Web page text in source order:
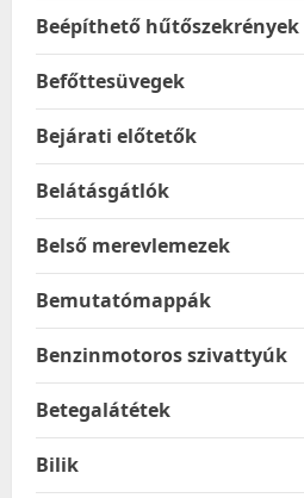
Beépíthető hűtőszekrények
Befőttesüvegek
Bejárati előtetők
Belátásgátlók
Belső merevlemezek
Bemutatómappák
Benzinmotoros szivattyúk
Betegalátétek
Bilik